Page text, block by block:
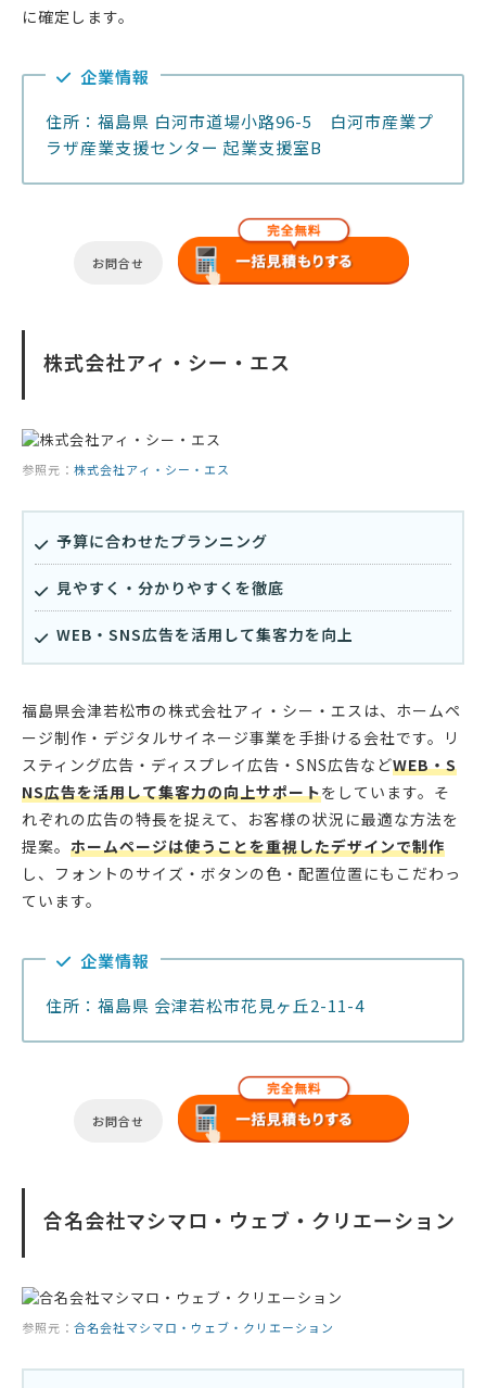
に確定します。
企業情報
住所：福島県 白河市道場小路96-5 白河市産業プ
ラザ産業支援センター 起業支援室B
お問合せ
株式会社アィ・シー・エス
参照元： 株式会社アィ・シー・エス
予算に合わせたプランニング
見やすく・分かりやすくを徹底
WEB・SNS広告を活用して集客力を向上
福島県会津若松市の株式会社アィ・シー・エスは、ホームペ
ージ制作・デジタルサイネージ事業を手掛ける会社です。リ
スティング広告・ディスプレイ広告・SNS広告などWEB・S
NS広告を活用して集客力の向上サポートをしています。そ
れぞれの広告の特長を捉えて、お客様の状況に最適な方法を
提案。 ホームページは使うことを重視したデザインで制作
し、フォントのサイズ・ボタンの色・配置位置にもこだわっ
ています。
企業情報
住所：福島県 会津若松市花見ヶ丘2-11-4
お問合せ
合名会社マシマロ・ウェブ・クリエーション
参照元： 合名会社マシマロ・ウェブ・クリエーション